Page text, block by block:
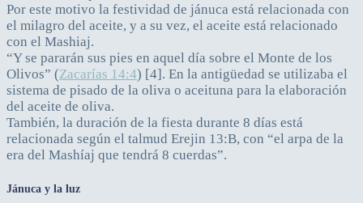
Por este motivo la festividad de jánuca está relacionada con
el milagro del aceite, y a su vez, el aceite está relacionado
con el Mashiaj.
“Y se pararán sus pies en aquel día sobre el Monte de los
Olivos” (Zacarías 14:4) [4]. En la antigüedad se utilizaba el
sistema de pisado de la oliva o aceituna para la elaboración
del aceite de oliva.
También, la duración de la fiesta durante 8 días está
relacionada según el talmud Erejin 13:B, con “el arpa de la
era del Mashíaj que tendrá 8 cuerdas”.
Jánuca y la luz